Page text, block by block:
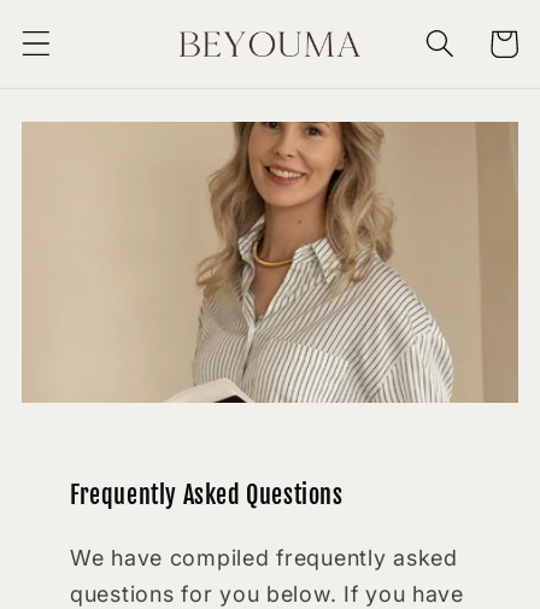
content
Cart
Frequently Asked Questions
We have compiled frequently asked
questions for you below. If you have